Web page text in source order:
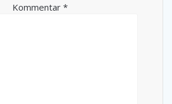
Kommentar *